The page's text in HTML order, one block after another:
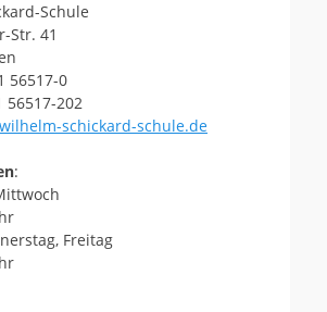
Schule
Str. 41
56517-0
56517-202
schickard-schule.de
:
Freitag